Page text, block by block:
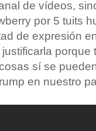
de vídeos,
por 5 tuits
de expresión
justificarla
sí se
en nuestro